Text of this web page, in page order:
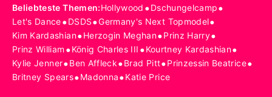
Beliebteste Themen:Hollywood •Dschungelcamp•
Let's Dance•DSDS•Germany's Next Topmodel•
Kim Kardashian•Herzogin Meghan•Prinz Harry•
Prinz William •König Charles III •Kourtney Kardashian•
Kylie Jenner•Ben Affleck•Brad Pitt•Prinzessin Beatrice•
Britney Spears•Madonna•Katie Price